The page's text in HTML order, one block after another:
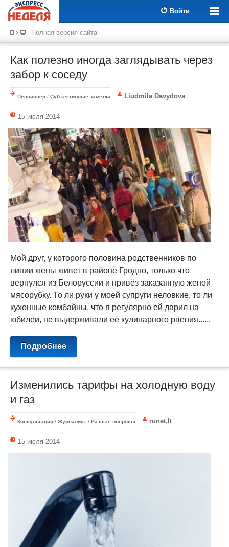
Войти
Полная версия сайта
Как полезно иногда заглядывать через
забор к соседу
Пенсионер / Субъективные заметки Liudmila Davydova
15 июля 2014
Мой друг, у которого половина родственников по
линии жены живет в районе Гродно, только что
вернулся из Белоруссии и привёз заказанную женой
мясорубку. То ли руки у моей супруги неловкие, то ли
кухонные комбайны, что я регулярно ей дарил на
юбилеи, не выдерживали её кулинарного рвения......
Подробнее
Изменились тарифы на холодную воду
и газ
Консультация / Журналист / Разные вопросы runet.lt
15 июля 2014